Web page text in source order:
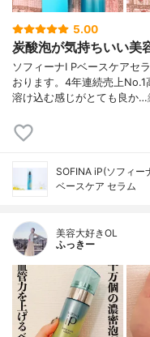
5.00
炭酸泡が気持ちいい美
ソフィーナI Pベースケアセ
おります。4年連続売上
溶け込む感じがとても良か…
SOFINA iP(ソフィー
ベースケア セラム
美容大好きOL
ふっきー